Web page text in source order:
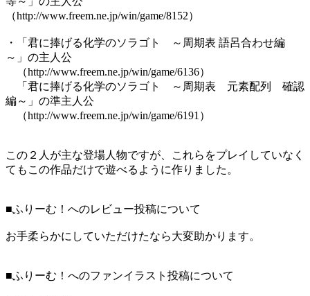
（http://www.freem.ne.jp/win/game/8152）
・「君に捧げる化学のソラゴト ～周期表 語呂合わせ編
～」の主人公
（http://www.freem.ne.jp/win/game/6136）
「君に捧げる化学のソラゴト ～周期表 元素配列 確認
編～」の準主人公
（http://www.freem.ne.jp/win/game/6191）
この２人が主な登場人物ですが、これらをプレイしていなく
てもこの作品だけで遊べるように作りました。
■ふりーむ！へのレビュー投稿について
お手柔らかにしていただけたなら大変助かります。
■ふりーむ！へのファンイラスト投稿について